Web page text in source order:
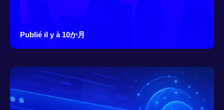
Publié il y à 10か月